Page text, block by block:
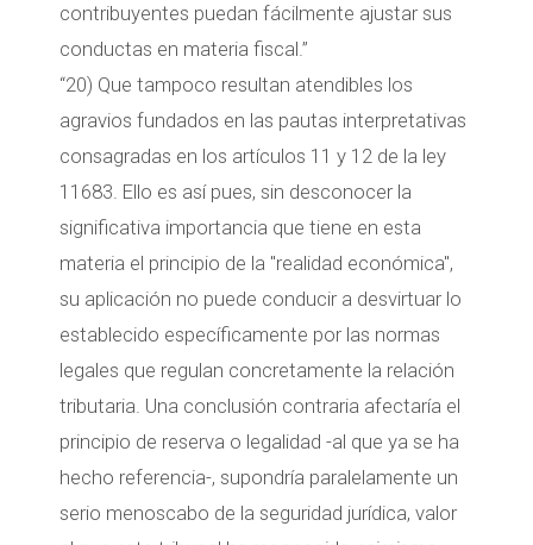
contribuyentes puedan fácilmente ajustar sus
conductas en materia fiscal.”
“20) Que tampoco resultan atendibles los
agravios fundados en las pautas interpretativas
consagradas en los artículos 11 y 12 de la ley
11683. Ello es así pues, sin desconocer la
significativa importancia que tiene en esta
materia el principio de la "realidad económica",
su aplicación no puede conducir a desvirtuar lo
establecido específicamente por las normas
legales que regulan concretamente la relación
tributaria. Una conclusión contraria afectaría el
principio de reserva o legalidad -al que ya se ha
hecho referencia-, supondría paralelamente un
serio menoscabo de la seguridad jurídica, valor